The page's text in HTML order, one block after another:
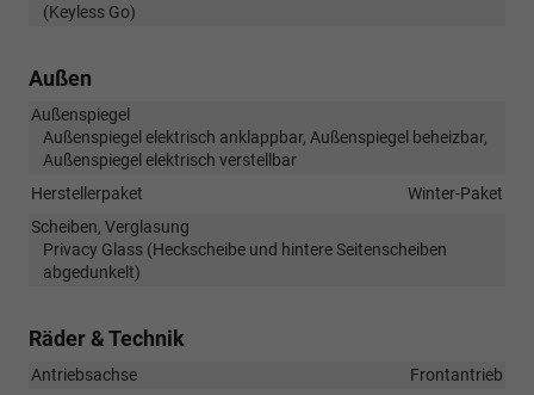
(Keyless Go)
Außen
Außenspiegel
Außenspiegel elektrisch anklappbar, Außenspiegel beheizbar,
Außenspiegel elektrisch verstellbar
Herstellerpaket
Winter-Paket
Scheiben, Verglasung
Privacy Glass (Heckscheibe und hintere Seitenscheiben
abgedunkelt)
Räder & Technik
Antriebsachse
Frontantrieb